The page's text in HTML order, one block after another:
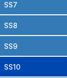
SS7
SS8
SS9
SS10